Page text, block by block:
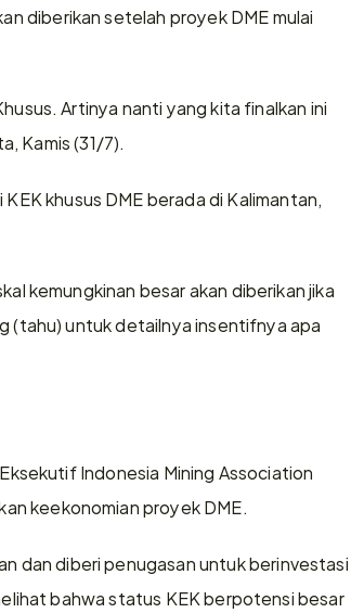
diberikan setelah proyek DME mulai
Artinya nanti yang kita finalkan ini
Kamis (31/7).
khusus DME berada di Kalimantan,
kemungkinan besar akan diberikan jika
(tahu) untuk detailnya insentifnya apa
Indonesia Mining Association
keekonomian proyek DME.
dan diberi penugasan untuk berinvestasi
bahwa status KEK berpotensi besar